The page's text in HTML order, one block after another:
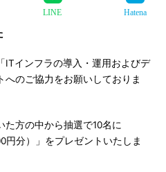
LINE Hatena
インフラの導入・運用およびデ
のご協力をお願いしておりま
方の中から抽選で10名に
円分）」をプレゼントいたしま